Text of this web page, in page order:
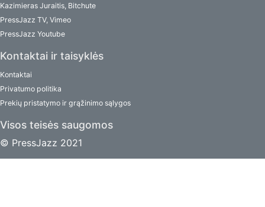
Kazimieras Juraitis, Bitchute
PressJazz TV, Vimeo
PressJazz Youtube
Kontaktai ir taisyklės
Kontaktai
Privatumo politika
Prekių pristatymo ir grąžinimo sąlygos
Visos teisės saugomos
© PressJazz 2021